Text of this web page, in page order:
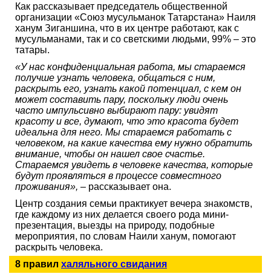
Как рассказывает председатель общественной
организации «Союз мусульманок Татарстана» Наиля
ханум Зиганшина, что в их центре работают, как с
мусульманами, так и со светскими людьми, 99% – это
татары.
«У нас конфиденциальная работа, мы стараемся
получше узнать человека, общаться с ним,
раскрыть его, узнать какой потенциал, с кем он
может составить пару, поскольку люди очень
часто импульсивно выбирают пару: увидят
красоту и все, думают, что это красота будет
идеальна для него. Мы стараемся работать с
человеком, на какие качества ему нужно обратить
внимание, чтобы он нашел свое счастье.
Стараемся увидеть в человеке качества, которые
будут проявляться в процессе совместного
проживания», – рассказывает она.
Центр создания семьи практикует вечера знакомств,
где каждому из них делается своего рода мини-
презентация, выезды на природу, подобные
мероприятия, по словам Наили ханум, помогают
раскрыть человека.
8 правил халяльного свидания